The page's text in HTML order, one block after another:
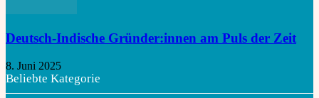
Deutsch-Indische Gründer:innen am Puls der Zeit
8. Juni 2025
Beliebte Kategorie